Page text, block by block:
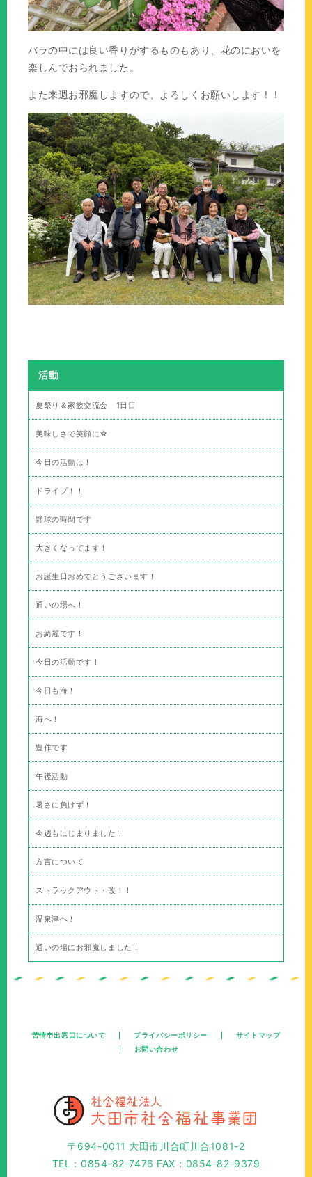
バラの中には良い香りがするものもあり、花のにおいを
楽しんでおられました。
また来週お邪魔しますので、よろしくお願いします！！
活動
夏祭り＆家族交流会 1日目
美味しさで笑顔に☆
今日の活動は！
ドライブ！！
野球の時間です
大きくなってます！
お誕生日おめでとうございます！
通いの場へ！
お綺麗です！
今日の活動です！
今日も海！
海へ！
豊作です
午後活動
暑さに負けず！
今週もはじまりました！
方言について
ストラックアウト・改！！
温泉津へ！
通いの場にお邪魔しました！
苦情申出窓口について プライバシーポリシー
サイトマップ
お問い合わせ
〒694-0011 大田市川合町川合1081-2
TEL：0854-82-7476 FAX：0854-82-9379